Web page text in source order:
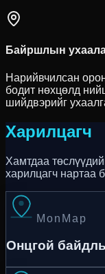
Байршлын
Нарийвчилсан
бодит нөхцөлд
шийдвэрийг
Харилцагч
Хамтдаа
харилцагч нартаа
MonMap
Онцгой